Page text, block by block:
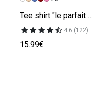
Tee shirt "le parfait by JULES"
4.6 (122)
15.99€